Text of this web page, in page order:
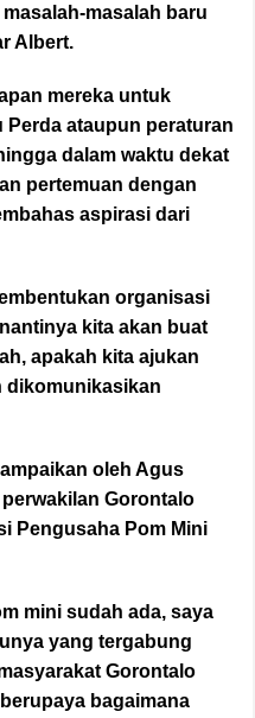
masalah baru
Albert.
mereka untuk
ataupun peraturan
dalam waktu dekat
pertemuan dengan
aspirasi dari
organisasi
kita akan buat
apakah kita ajukan
dikomunikasikan
oleh Agus
Gorontalo
Pengusaha Pom Mini
mini sudah ada, saya
yang tergabung
Gorontalo
bagaimana